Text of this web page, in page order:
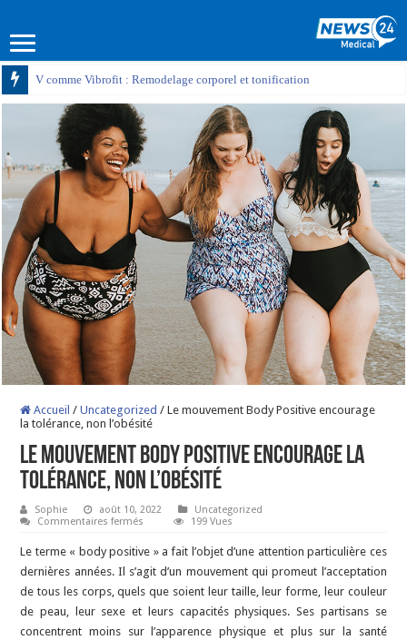
V comme Vibrofit : Remodelage corporel et tonification
Accueil / Uncategorized / Le mouvement Body Positive encourage
la tolérance, non l’obésité
Le mouvement Body Positive encourage la
tolérance, non l’obésité
Sophie août 10, 2022
Uncategorized
Commentaires fermés
mouvement
Body
Positive
encourage
la
non
l’obésité
199 Vues
Le terme « body positive » a fait l’objet d’une attention particulière ces
dernières années. Il s’agit d’un mouvement qui promeut l’acceptation
de tous les corps, quels que soient leur taille, leur forme, leur couleur
de peau, leur sexe et leurs capacités physiques. Ses partisans se
concentrent moins sur l’apparence physique et plus sur la santé